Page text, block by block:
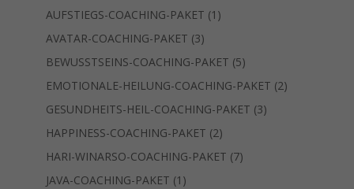
Produkt
AUFSTIEGS-COACHING-PAKET 1 1
AVATAR-COACHING-PAKET 33
Produkte
BEWUSSTSEINS-COACHING-PAKET 55
Produkte
EMOTIONALE-HEILUNG-COACHING-PAKET 22
GESUNDHEITS-HEIL-COACHING-PAKET 33
HAPPINESS-COACHING-PAKET 22
Produkte
HARI-WINARSO-COACHING-PAKET 77
JAVA-COACHING-PAKET 1 1